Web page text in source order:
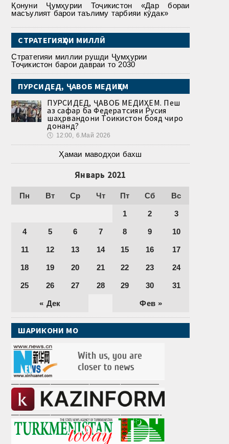
Қонуни Ҷумҳурии Тоҷикистон «Дар бораи
масъулият барои таълиму тарбияи кӯдак»
СТРАТЕГИЯҲОИ МИЛЛӢ
Стратегияи миллии рушди Ҷумҳурии
Тоҷикистон барои давраи то 2030
ПУРСИДЕД, ҶАВОБ МЕДИҲЕМ
ПУРСИДЕД, ҶАВОБ МЕДИҲЕМ. Пеш
аз сафар ба Федератсияи Русия
шаҳрвандони Тоҷикистон бояд чиро
донанд?
🕔 12:00, 6.Май 2026
Ҳамаи маводҳои бахш
Январь 2021
Пн Вт Ср Чт Пт Сб Вс
« Дек Фев »
1 2 3
4 5 6 7 8 9 10
11 12 13 14 15 16 17
18 19 20 21 22 23 24
25 26 27 28 29 30 31
ШАРИКОНИ МО
———————————————————
———————————————————-